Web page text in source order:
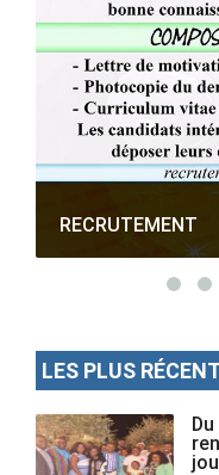
RECRUTEMENT
LES PLUS